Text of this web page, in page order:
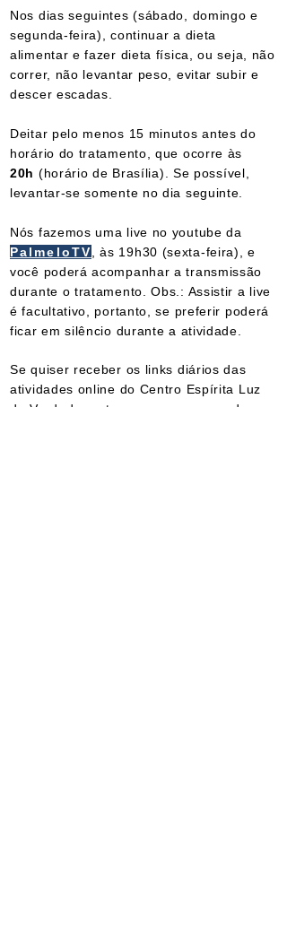
Nos dias seguintes (sábado, domingo e
segunda-feira), continuar a dieta
alimentar e fazer dieta física, ou seja, não
correr, não levantar peso, evitar subir e
descer escadas.
Deitar pelo menos 15 minutos antes do
horário do tratamento, que ocorre às
20h (horário de Brasília). Se possível,
levantar-se somente no dia seguinte.
Nós fazemos uma live no youtube da
PalmeloTV
, às 19h30 (sexta-feira), e
você poderá acompanhar a transmissão
durante o tratamento. Obs.: Assistir a live
é facultativo, portanto, se preferir poderá
ficar em silêncio durante a atividade.
Se quiser receber os links diários das
atividades online do Centro Espírita Luz
da Verdade, entre em nosso grupo de